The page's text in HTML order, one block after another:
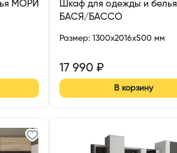
МОРИ
Шкаф для одежды и белья
БАСЯ/БАССО
Размер: 1300x2016x500 мм
17 990 ₽
В корзину